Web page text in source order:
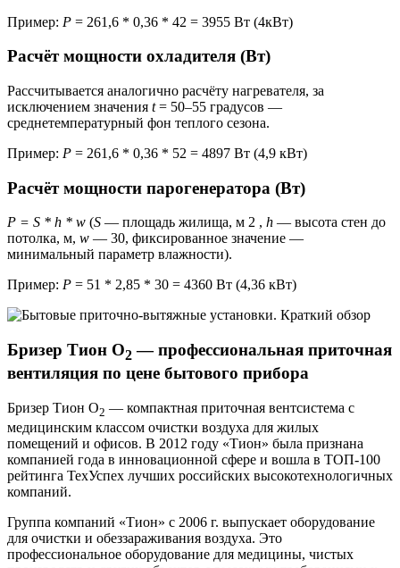
Пример: P = 261,6 * 0,36 * 42 = 3955 Вт (4кВт)
Расчёт мощности охладителя (Вт)
Рассчитывается аналогично расчёту нагревателя, за
исключением значения t= 50–55 градусов —
среднетемпературный фон теплого сезона.
Пример: P = 261,6 * 0,36 * 52 = 4897 Вт (4,9 кВт)
Расчёт мощности парогенератора (Вт)
P = S * h * w (S — площадь жилища, м 2 , h — высота стен до
потолка, м, w — 30, фиксированное значение —
минимальный параметр влажности).
Пример: P = 51 * 2,85 * 30 = 4360 Вт (4,36 кВт)
Бризер Тион О2 — профессиональная приточная
вентиляция по цене бытового прибора
Бризер Тион О2 — компактная приточная вентсистема с
медицинским классом очистки воздуха для жилых
помещений и офисов. В 2012 году «Тион» была признана
компанией года в инновационной сфере и вошла в ТОП-100
рейтинга ТехУспех лучших российских высокотехнологичных
компаний.
Группа компаний «Тион» c 2006 г. выпускает оборудование
для очистки и обеззараживания воздуха. Это
профессиональное оборудование для медицины, чистых